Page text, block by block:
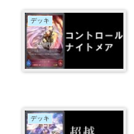
デッキ
デッキ